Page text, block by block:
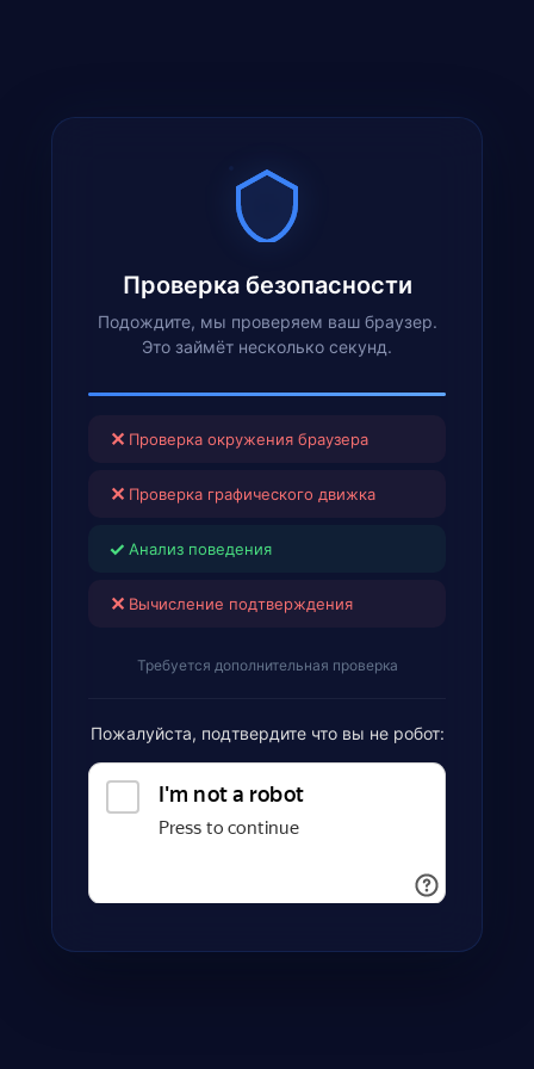
Проверка безопасности
Подождите, мы проверяем ваш браузер.
Это займёт несколько секунд.
✕ Проверка окружения браузера
✕ Проверка графического движка
✓ Анализ поведения
✕ Вычисление подтверждения
Требуется дополнительная проверка
Пожалуйста, подтвердите что вы не робот: